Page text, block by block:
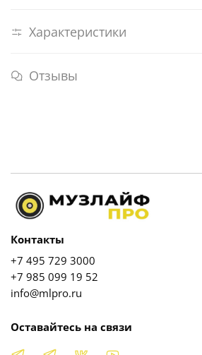
Характеристики
Отзывы
Контакты
+7 495 729 3000
+7 985 099 19 52
info@mlpro.ru
Оставайтесь на связи